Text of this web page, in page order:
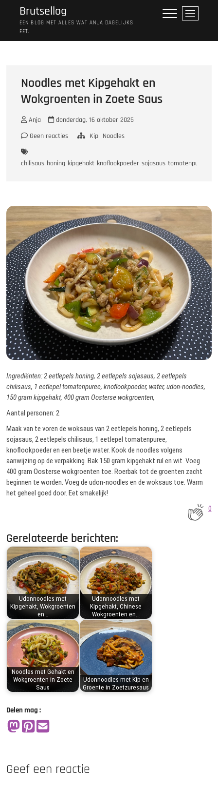
Brutsellog
EEN BLOG MET ALLES WAT ANJA DAGELIJKS
EET.
M
e
Noodles met Kipgehakt en
Wokgroenten in Zoete Saus
Anja
donderdag, 16 oktober 2025
Geen reacties
Kip Noodles
chilisaus honing kipgehakt knoflookpoeder sojasaus tomatenpuree
Ingrediënten: 2 eetlepels honing, 2 eetlepels sojasaus, 2 eetlepels
chilisaus, 1 eetlepel tomatenpuree, knoflookpoeder, water, udon-noodles,
150 gram kipgehakt, 400 gram Oosterse wokgroenten,
Aantal personen: 2
Maak van te voren de woksaus van 2 eetlepels honing, 2 eetlepels
sojasaus, 2 eetlepels chilisaus, 1 eetlepel tomatenpuree,
knoflookpoeder en een beetje water. Kook de noodles volgens
aanwijzing op de verpakking. Bak 150 gram kipgehakt rul en wit. Voeg
400 gram Oosterse wokgroenten toe. Roerbak tot de groenten zacht
beginnen te worden. Voeg de udon-noodles en de woksaus toe. Warm
het geheel goed door. Eet smakelijk!
0
Gerelateerde berichten:
Udonnoodles met
Kipgehakt, Wokgroenten
en…
Udonnoodles met
Kipgehakt, Chinese
Wokgroenten en…
Noodles met Gehakt en
Wokgroenten in Zoete
Saus
Udonnoodles met Kip en
Groente in Zoetzuresaus
Delen mag :
Geef een reactie